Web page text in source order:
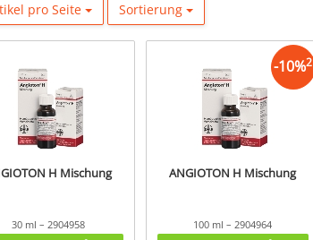
pro Seite Sortierung
H Mischung
30 ml – 2904958
ANGIOTON H Mischung
100 ml – 2904964
-10%2